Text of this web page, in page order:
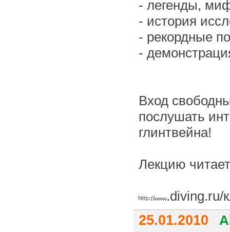
- легенды,
- история
- рекордные
-
Вход
послушать
глинтвейна!
Лекцию
.diving.ru/
25.01.2010